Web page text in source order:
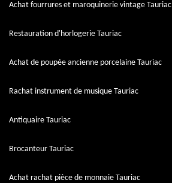
Achat fourrures et maroquinerie vintage Tauriac
Restauration d'horlogerie Tauriac
Achat de poupée ancienne porcelaine Tauriac
Rachat instrument de musique Tauriac
Antiquaire Tauriac
Brocanteur Tauriac
Achat rachat pièce de monnaie Tauriac